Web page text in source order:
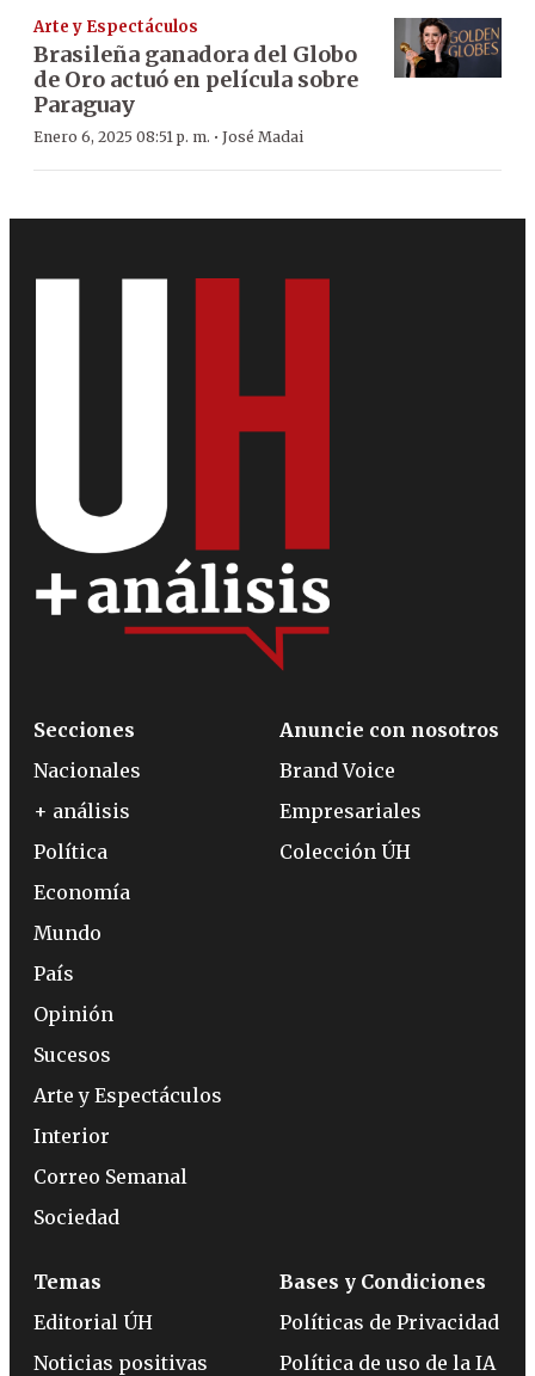
Arte y Espectáculos
Brasileña ganadora del Globo
de Oro actuó en película sobre
Paraguay
Enero 6, 2025 08:51 p. m. · José Madai
Secciones
Nacionales
+ análisis
Política
Economía
Mundo
País
Opinión
Sucesos
Arte y Espectáculos
Interior
Correo Semanal
Sociedad
Anuncie con nosotros
Brand Voice
Empresariales
Colección ÚH
Temas
Editorial ÚH
Noticias positivas
Bases y Condiciones
Políticas de Privacidad
Política de uso de la IA